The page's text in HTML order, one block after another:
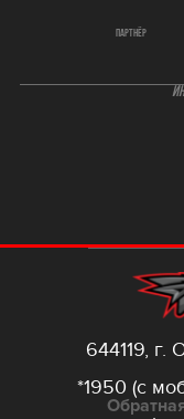
партнёр
644119, г.
*1950 (с